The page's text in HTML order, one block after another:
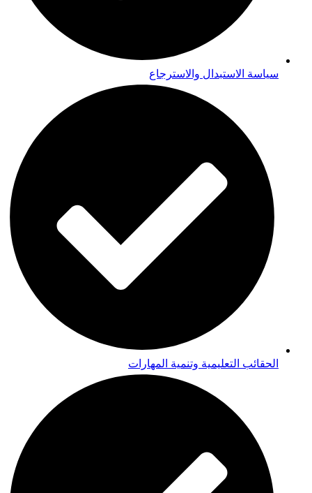
سياسة الاستبدال والاسترجاع
الحقائب التعليمية وتنمية المهارات